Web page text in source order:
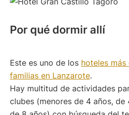
Por qué dormir allí
Este es uno de los hoteles
familias en Lanzarote.
Hay multitud de actividades
clubes (menores de 4 años,